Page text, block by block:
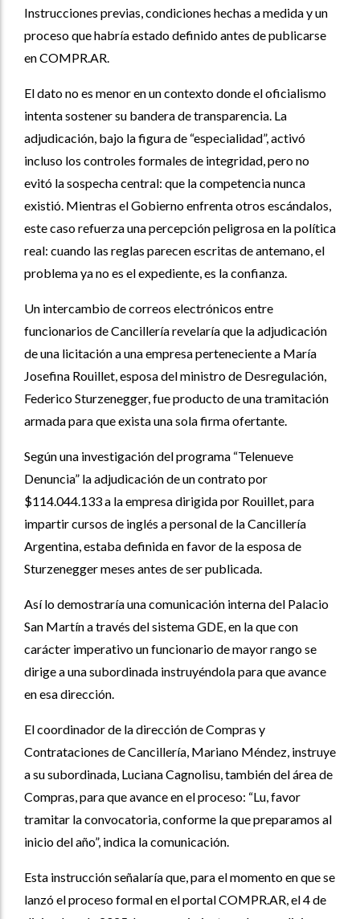
Instrucciones previas, condiciones hechas a medida y un
proceso que habría estado definido antes de publicarse
en COMPR.AR.
El dato no es menor en un contexto donde el oficialismo
intenta sostener su bandera de transparencia. La
adjudicación, bajo la figura de “especialidad”, activó
incluso los controles formales de integridad, pero no
evitó la sospecha central: que la competencia nunca
existió. Mientras el Gobierno enfrenta otros escándalos,
este caso refuerza una percepción peligrosa en la política
real: cuando las reglas parecen escritas de antemano, el
problema ya no es el expediente, es la confianza.
Un intercambio de correos electrónicos entre
funcionarios de Cancillería revelaría que la adjudicación
de una licitación a una empresa perteneciente a María
Josefina Rouillet, esposa del ministro de Desregulación,
Federico Sturzenegger, fue producto de una tramitación
armada para que exista una sola firma ofertante.
Según una investigación del programa “Telenueve
Denuncia” la adjudicación de un contrato por
$114.044.133 a la empresa dirigida por Rouillet, para
impartir cursos de inglés a personal de la Cancillería
Argentina, estaba definida en favor de la esposa de
Sturzenegger meses antes de ser publicada.
Así lo demostraría una comunicación interna del Palacio
San Martín a través del sistema GDE, en la que con
carácter imperativo un funcionario de mayor rango se
dirige a una subordinada instruyéndola para que avance
en esa dirección.
El coordinador de la dirección de Compras y
Contrataciones de Cancillería, Mariano Méndez, instruye
a su subordinada, Luciana Cagnolisu, también del área de
Compras, para que avance en el proceso: “Lu, favor
tramitar la convocatoria, conforme la que preparamos al
inicio del año”, indica la comunicación.
Esta instrucción señalaría que, para el momento en que se
lanzó el proceso formal en el portal COMPR.AR, el 4 de